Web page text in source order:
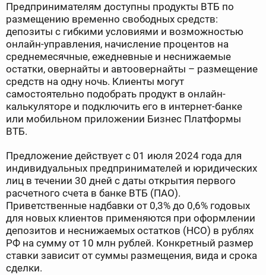
Предпринимателям доступны продукты ВТБ по
размещению временно свободных средств:
депозиты с гибкими условиями и возможностью
онлайн-управления, начисление процентов на
среднемесячные, ежедневные и неснижаемые
остатки, овернайты и автоовернайты – размещение
средств на одну ночь. Клиенты могут
самостоятельно подобрать продукт в онлайн-
калькуляторе и подключить его в интернет-банке
или мобильном приложении Бизнес Платформы
ВТБ.
Предложение действует с 01 июля 2024 года для
индивидуальных предпринимателей и юридических
лиц в течении 30 дней с даты открытия первого
расчетного счета в банке ВТБ (ПАО).
Приветственные надбавки от 0,3% до 0,6% годовых
для новых клиентов применяются при оформлении
депозитов и неснижаемых остатков (НСО) в рублях
РФ на сумму от 10 млн рублей. Конкретный размер
ставки зависит от суммы размещения, вида и срока
сделки.